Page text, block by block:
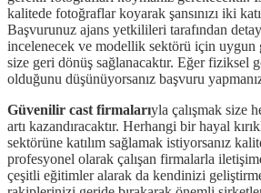
kalitede fotoğraflar koyarak şansınızı iki
Başvurunuz ajans yetkilileri tarafından
incelenecek ve modellik sektörü için uygun
size geri dönüş sağlanacaktır. Eğer fiziksel
olduğunu düşünüyorsanız başvuru
Güvenilir cast firmalarıyla çalışmak size
artı kazandıracaktır. Herhangi bir hayal
sektörüne katılım sağlamak istiyorsanız
profesyonel olarak çalışan firmalarla
çeşitli eğitimler alarak da kendinizi